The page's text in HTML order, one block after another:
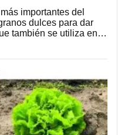
importantes del
dulces para dar
también se utiliza en…